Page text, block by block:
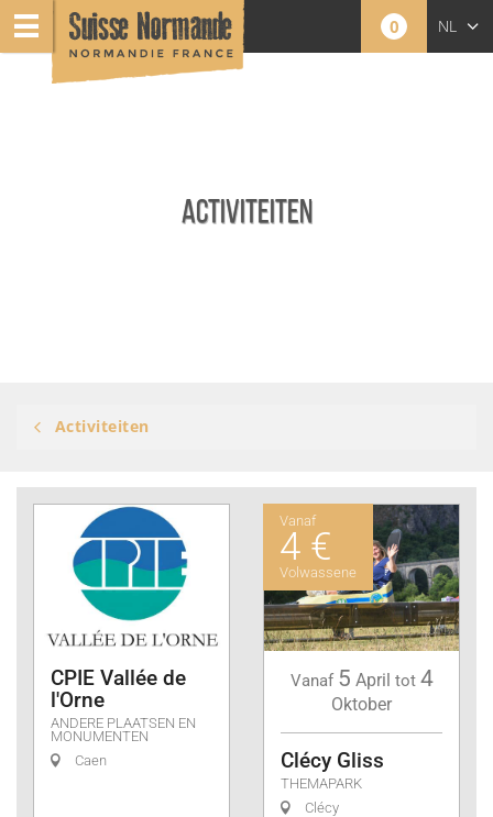
0 NL
ACTIVITEITEN
Activiteiten
CPIE Vallée de
l'Orne
ANDERE PLAATSEN EN
MONUMENTEN
Caen
Vanaf
4 €
Volwassene
Vanaf 5 April tot 4
Oktober
Clécy Gliss
THEMAPARK
Clécy